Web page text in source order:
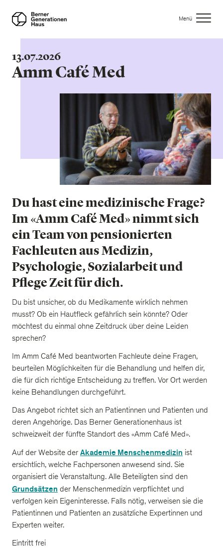
zum
Menü
13.07.2026
Amm Café Med
Du hast eine medizinische Frage?
Im «Amm Café Med» nimmt sich
ein Team von pensionierten
Fachleuten aus Medizin,
Psychologie, Sozialarbeit und
Pflege Zeit für dich.
Du bist unsicher, ob du Medikamente wirklich nehmen
musst? Ob ein Hautfleck gefährlich sein könnte? Oder
möchtest du einmal ohne Zeitdruck über deine Leiden
sprechen?
Im Amm Café Med beantworten Fachleute deine Fragen,
beurteilen Möglichkeiten für die Behandlung und helfen dir,
die für dich richtige Entscheidung zu treffen. Vor Ort werden
keine Behandlungen durchgeführt.
Das Angebot richtet sich an Patientinnen und Patienten und
deren Angehörige. Das Berner Generationenhaus ist
schweizweit der fünfte Standort des «Amm Café Med».
Auf der Website der Akademie Menschenmedizin ist
ersichtlich, welche Fachpersonen anwesend sind. Sie
organisiert die Veranstaltung. Alle Beteiligten sind den
Grundsätzen der Menschenmedizin verpflichtet und
verfolgen kein Eigeninteresse. Falls nötig, verweisen sie die
Patientinnen und Patienten an zusätzliche Expertinnen und
Experten weiter.
Eintritt frei